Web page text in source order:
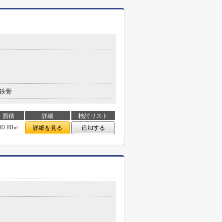
骨
面積 詳細
検討リスト
㎡
詳細を見る 追加する